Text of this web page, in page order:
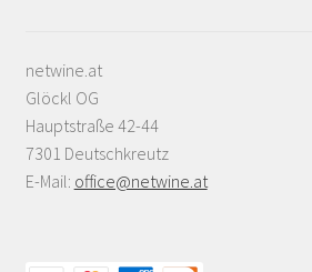
netwine.at
Glöckl OG
Hauptstraße 42-44
7301 Deutschkreutz
E-Mail: office@netwine.at